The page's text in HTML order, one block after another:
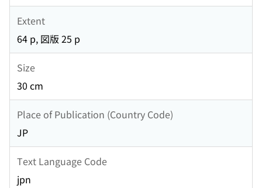
Extent
64 p, 図版 25 p
Size
30 cm
Place of Publication (Country Code)
JP
Text Language Code
jpn